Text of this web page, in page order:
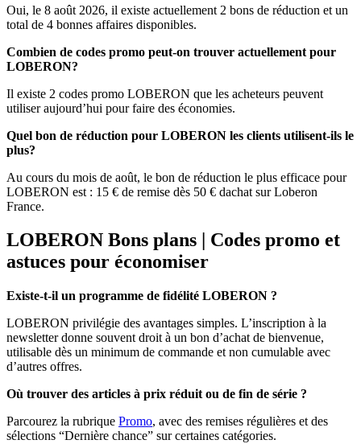
Oui, le 8 août 2026, il existe actuellement 2 bons de réduction et un
total de 4 bonnes affaires disponibles.
Combien de codes promo peut-on trouver actuellement pour
LOBERON?
Il existe 2 codes promo LOBERON que les acheteurs peuvent
utiliser aujourd’hui pour faire des économies.
Quel bon de réduction pour LOBERON les clients utilisent-ils le
plus?
Au cours du mois de août, le bon de réduction le plus efficace pour
LOBERON est : 15 € de remise dès 50 € dachat sur Loberon
France.
LOBERON Bons plans | Codes promo et
astuces pour économiser
Existe-t-il un programme de fidélité LOBERON ?
LOBERON privilégie des avantages simples. L’inscription à la
newsletter donne souvent droit à un bon d’achat de bienvenue,
utilisable dès un minimum de commande et non cumulable avec
d’autres offres.
Où trouver des articles à prix réduit ou de fin de série ?
Parcourez la rubrique Promo, avec des remises régulières et des
sélections “Dernière chance” sur certaines catégories.